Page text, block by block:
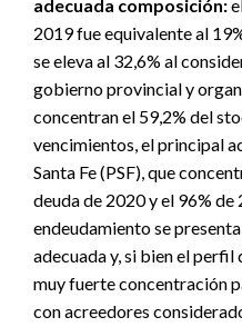
adecuada composición:
2019 fue equivalente al
se eleva al 32,6% al
gobierno provincial y
concentran el 59,2% del
vencimientos, el principal
Santa Fe (PSF), que
deuda de 2020 y el 96% de
endeudamiento se
adecuada y, si bien el
muy fuerte concentración
con acreedores